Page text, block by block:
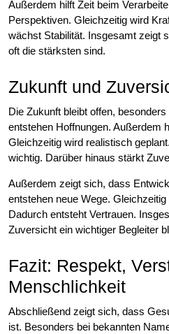
Außerdem hilft Zeit beim
Perspektiven. Gleichzeitig wird
wächst Stabilität. Insgesamt zeigt
oft die stärksten sind.
Zukunft und
Die Zukunft bleibt offen,
entstehen Hoffnungen. Außerdem
Gleichzeitig wird realistisch
wichtig. Darüber hinaus stärkt
Außerdem zeigt sich, dass
entstehen neue Wege.
Dadurch entsteht Vertrauen.
Zuversicht ein wichtiger Begleiter
Fazit: Respekt,
Menschlichkeit
Abschließend zeigt sich, dass
ist. Besonders bei bekannten